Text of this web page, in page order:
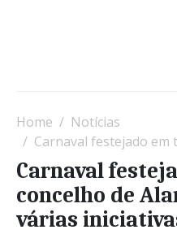
Home
Notícias
Carnaval festejado em todo o
Carnaval
concelho de
várias